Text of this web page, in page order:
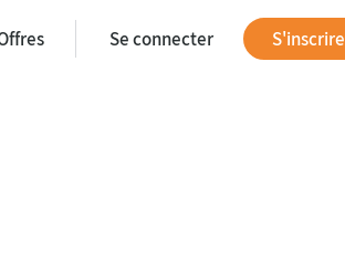
Se connecter S'inscrire